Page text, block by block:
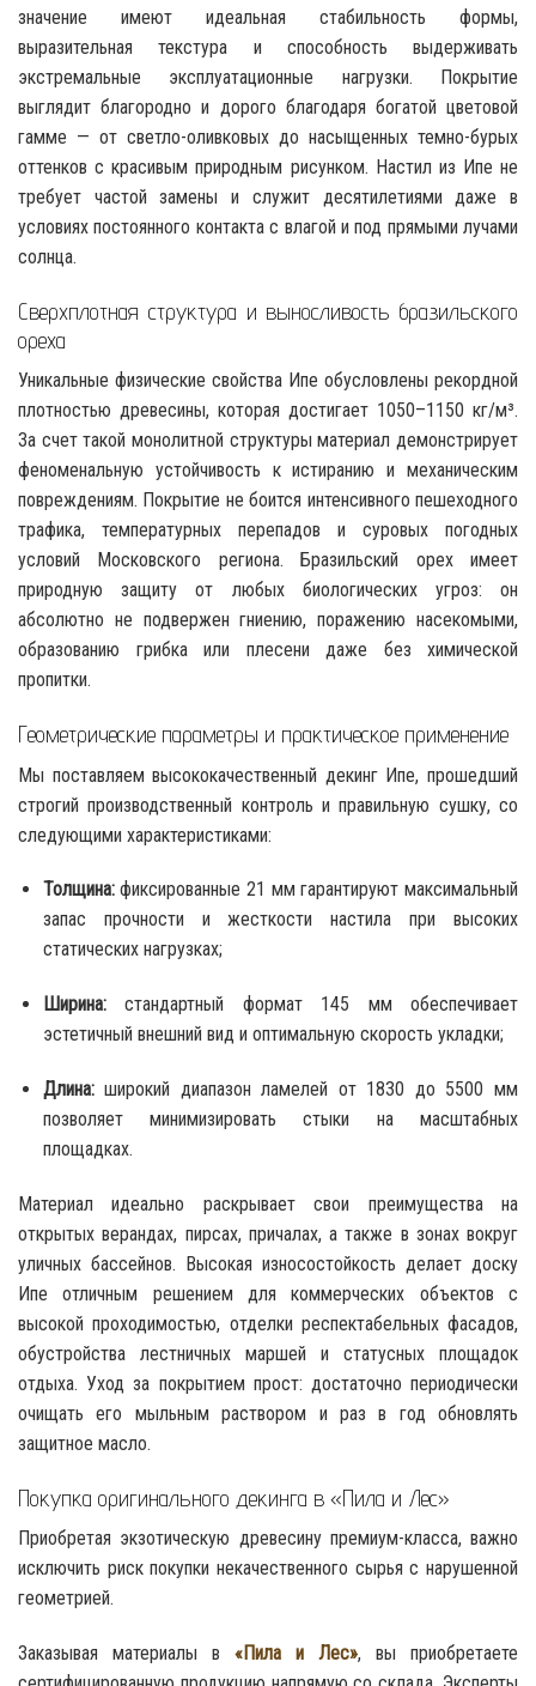
значение имеют идеальная стабильность формы,
выразительная текстура и способность выдерживать
экстремальные эксплуатационные нагрузки. Покрытие
выглядит благородно и дорого благодаря богатой цветовой
гамме — от светло-оливковых до насыщенных темно-бурых
оттенков с красивым природным рисунком. Настил из Ипе не
требует частой замены и служит десятилетиями даже в
условиях постоянного контакта с влагой и под прямыми лучами
солнца.
Сверхплотная структура и выносливость бразильского
ореха
Уникальные физические свойства Ипе обусловлены рекордной
плотностью древесины, которая достигает 1050–1150 кг/м³.
За счет такой монолитной структуры материал демонстрирует
феноменальную устойчивость к истиранию и механическим
повреждениям. Покрытие не боится интенсивного пешеходного
трафика, температурных перепадов и суровых погодных
условий Московского региона. Бразильский орех имеет
природную защиту от любых биологических угроз: он
абсолютно не подвержен гниению, поражению насекомыми,
образованию грибка или плесени даже без химической
пропитки.
Геометрические параметры и практическое применение
Мы поставляем высококачественный декинг Ипе, прошедший
строгий производственный контроль и правильную сушку, со
следующими характеристиками:
Толщина:фиксированные 21 мм гарантируют максимальный
запас прочности и жесткости настила при высоких
статических нагрузках;
Ширина:стандартный формат 145 мм обеспечивает
эстетичный внешний вид и оптимальную скорость укладки;
Длина:широкий диапазон ламелей от 1830 до 5500 мм
позволяет минимизировать стыки на масштабных
площадках.
Материал идеально раскрывает свои преимущества на
открытых верандах, пирсах, причалах, а также в зонах вокруг
уличных бассейнов. Высокая износостойкость делает доску
Ипе отличным решением для коммерческих объектов с
высокой проходимостью, отделки респектабельных фасадов,
обустройства лестничных маршей и статусных площадок
отдыха. Уход за покрытием прост: достаточно периодически
очищать его мыльным раствором и раз в год обновлять
защитное масло.
Покупка оригинального декинга в «Пила и Лес»
Приобретая экзотическую древесину премиум-класса, важно
исключить риск покупки некачественного сырья с нарушенной
геометрией.
Заказывая материалы в «Пила и Лес», вы приобретаете